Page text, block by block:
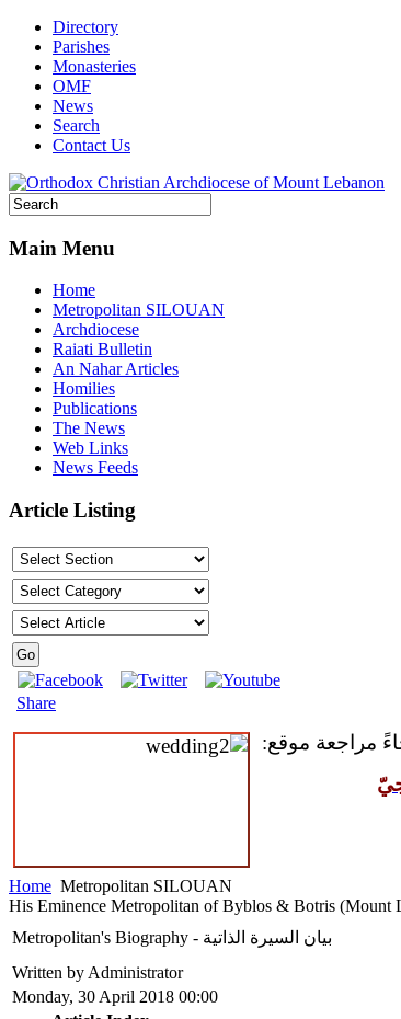
Directory
Parishes
Monasteries
OMF
News
Search
Contact Us
Main Menu
Home
Metropolitan SILOUAN
Archdiocese
Raiati Bulletin
An Nahar Articles
Homilies
Publications
The News
Web Links
News Feeds
Article Listing
Share
مراجعة موقع:
Home Metropolitan SILOUAN
His Eminence Metropolitan of Byblos & Botris (Mount
Metropolitan's Biography - بيان السيرة الذاتية
Written by Administrator
Monday, 30 April 2018 00:00